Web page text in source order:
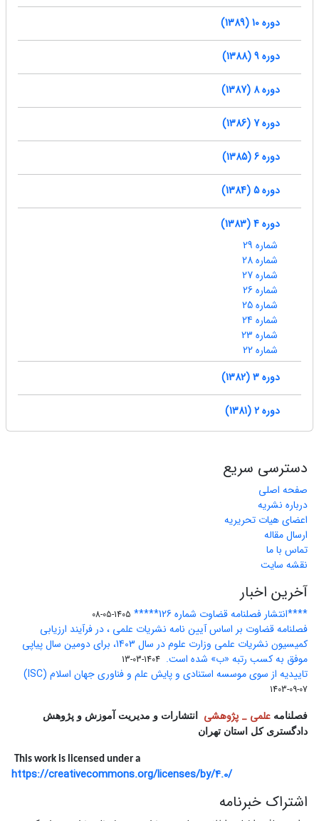
دوره 10 (1389)
دوره 9 (1388)
دوره 8 (1387)
دوره 7 (1386)
دوره 6 (1385)
دوره 5 (1384)
دوره 4 (1383)
شماره 29
شماره 28
شماره 27
شماره 26
شماره 25
شماره 24
شماره 23
شماره 22
دوره 3 (1382)
دوره 2 (1381)
دسترسی سریع
صفحه اصلی
درباره نشریه
اعضای هیات تحریریه
ارسال مقاله
تماس با ما
نقشه سایت
آخرین اخبار
****انتشار فصلنامه قضاوت شماره 126***** 1405-05-08
فصلنامه قضاوت بر اساس آیین نامه نشریات علمی ، در فرآیند ارزیابی
کمیسیون نشریات علمی وزارت علوم در سال 1403، برای دومین سال پیاپی
موفق به کسب رتبه «ب» شده است. 1404-03-13
تاییدیه از سوی موسسه استنادی و پایش علم و فناوری جهان اسلام (ISC)
1403-09-07
فصلنامه علمی _ پژوهشی
انتشارات و مدیریت آموزش و پژوهش
دادگستری کل استان تهران
This work is licensed under a
https://creativecommons.org/licenses/by/4.0/
اشتراک خبرنامه